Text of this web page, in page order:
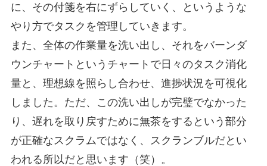
に、その付箋を右にずらしていく、というような
やり方でタスクを管理していきます。
また、全体の作業量を洗い出し、それをバーンダ
ウンチャートというチャートで日々のタスク消化
量と、理想線を照らし合わせ、進捗状況を可視化
しました。ただ、この洗い出しが完璧でなかった
り、遅れを取り戻すために無茶をするという部分
が正確なスクラムではなく、スクランブルだとい
われる所以だと思います（笑）。